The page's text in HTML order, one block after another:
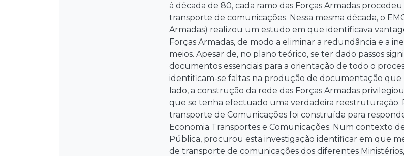
à década de 80, cada ramo das Forças Armadas
transporte de comunicações. Nessa mesma década, o
Armadas) realizou um estudo em que identificava
Forças Armadas, de modo a eliminar a redundância e a
meios. Apesar de, no plano teórico, se ter dado passos
documentos essenciais para a orientação de todo o
identificam-se faltas na produção de documentação
lado, a construção da rede das Forças Armadas
que se tenha efectuado uma verdadeira reestruturação.
transporte de Comunicações foi construída para
Economia Transportes e Comunicações. Num contexto
Pública, procurou esta investigação identificar em que
de transporte de comunicações dos diferentes